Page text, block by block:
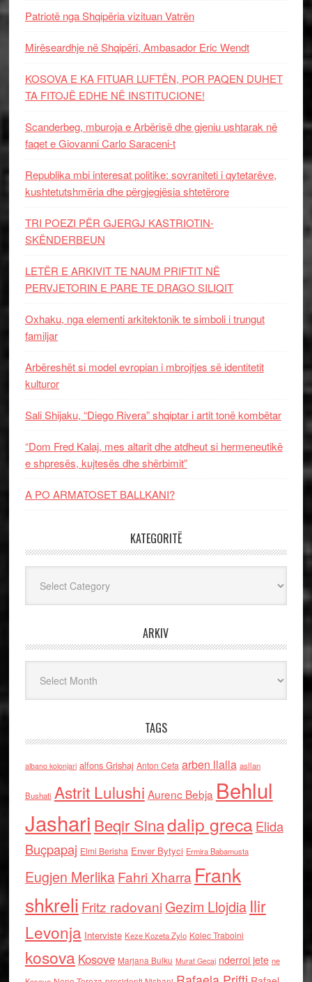
Patriotë nga Shqipëria vizituan Vatrën
Mirëseardhje në Shqipëri, Ambasador Eric Wendt
KOSOVA E KA FITUAR LUFTËN, POR PAQEN DUHET
TA FITOJË EDHE NË INSTITUCIONE!
Scanderbeg, mburoja e Arbërisë dhe gjeniu ushtarak në
faqet e Giovanni Carlo Saraceni-t
Republika mbi interesat politike: sovraniteti i qytetarëve,
kushtetutshmëria dhe përgjegjësia shtetërore
TRI POEZI PËR GJERGJ KASTRIOTIN-
SKËNDERBEUN
LETËR E ARKIVIT TE NAUM PRIFTIT NË
PERVJETORIN E PARE TE DRAGO SILIQIT
Oxhaku, nga elementi arkitektonik te simboli i trungut
familjar
Arbëreshët si model evropian i mbrojtjes së identitetit
kulturor
Sali Shijaku, “Diego Rivera” shqiptar i artit tonë kombëtar
“Dom Fred Kalaj, mes altarit dhe atdheut si hermeneutikë
e shpresës, kujtesës dhe shërbimit”
A PO ARMATOSET BALLKANI?
KATEGORITË
ARKIV
TAGS
albano kolonjari alfons Grishaj Anton Cefa arben llalla asllan
Bushati Astrit Lulushi Aurenc Bebja Behlul
Jashari Beqir Sinadalip grecaElida
Buçpapaj Elmi Berisha Enver Bytyci Ermira Babamusta
Eugjen MerlikaFahri Xharra Frank
shkreli Fritz radovaniGezim Llojdia Ilir
Levonja Interviste Keze Kozeta Zylo Kolec Traboini
kosova Kosove Marjana Bulku Murat Gecaj nderroi jete ne